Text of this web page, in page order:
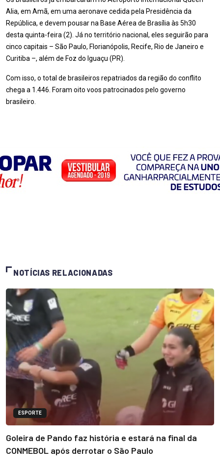
Alia, em Amã, em uma aeronave cedida pela Presidência da
República, e devem pousar na Base Aérea de Brasília às 5h30
desta quinta-feira (2). Já no território nacional, eles seguirão para
cinco capitais – São Paulo, Florianópolis, Recife, Rio de Janeiro e
Curitiba –, além de Foz do Iguaçu (PR).
Com isso, o total de brasileiros repatriados da região do conflito
chega a 1.446. Foram oito voos patrocinados pelo governo
brasileiro.
NOTÍCIAS RELACIONADAS
ESPORTE
Goleira de Pando faz história e estará na final da
CONMEBOL após derrotar o São Paulo